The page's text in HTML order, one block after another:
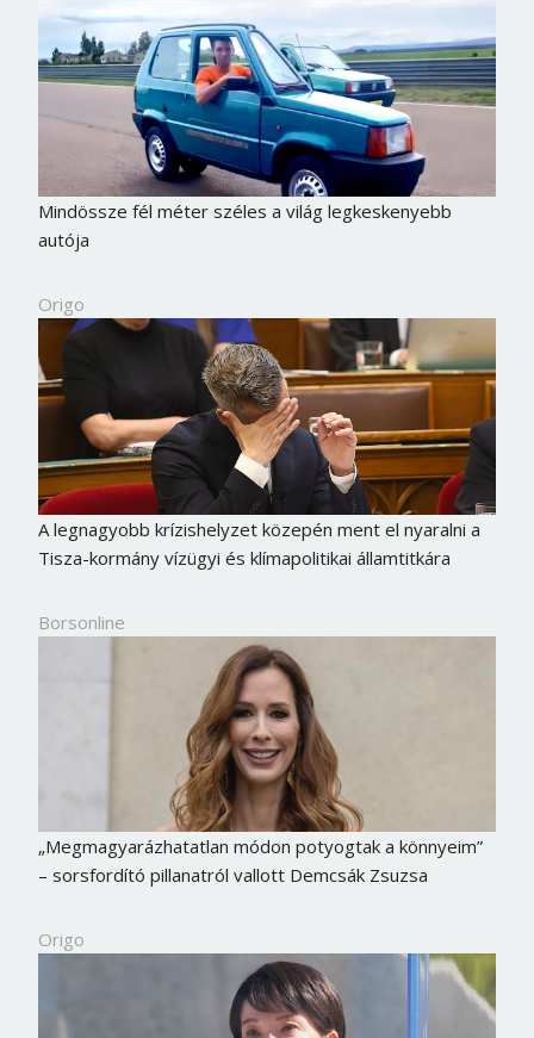
Mindössze fél méter széles a világ legkeskenyebb
autója
Origo
A legnagyobb krízishelyzet közepén ment el nyaralni a
Tisza-kormány vízügyi és klímapolitikai államtitkára
Borsonline
„Megmagyarázhatatlan módon potyogtak a könnyeim”
– sorsfordító pillanatról vallott Demcsák Zsuzsa
Origo